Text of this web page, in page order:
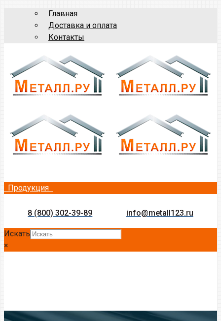
Главная
Доставка и оплата
Контакты
Продукция
8 (800) 302-39-89 info@metall123.ru
Искать
×